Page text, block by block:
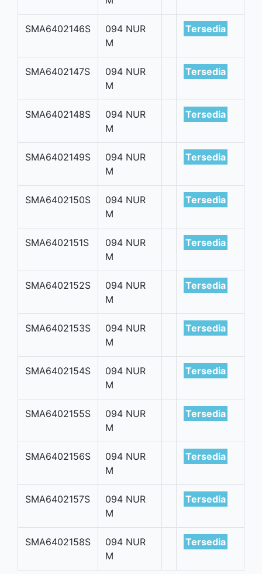
SMA6402146S
094 NUR
M
Tersedia
SMA6402147S
094 NUR
M
Tersedia
SMA6402148S
094 NUR
M
Tersedia
SMA6402149S
094 NUR
M
Tersedia
SMA6402150S
094 NUR
M
Tersedia
SMA6402151S
094 NUR
M
Tersedia
SMA6402152S
094 NUR
M
Tersedia
SMA6402153S
094 NUR
M
Tersedia
SMA6402154S
094 NUR
M
Tersedia
SMA6402155S
094 NUR
M
Tersedia
SMA6402156S
094 NUR
M
Tersedia
SMA6402157S
094 NUR
M
Tersedia
SMA6402158S
094 NUR
M
Tersedia